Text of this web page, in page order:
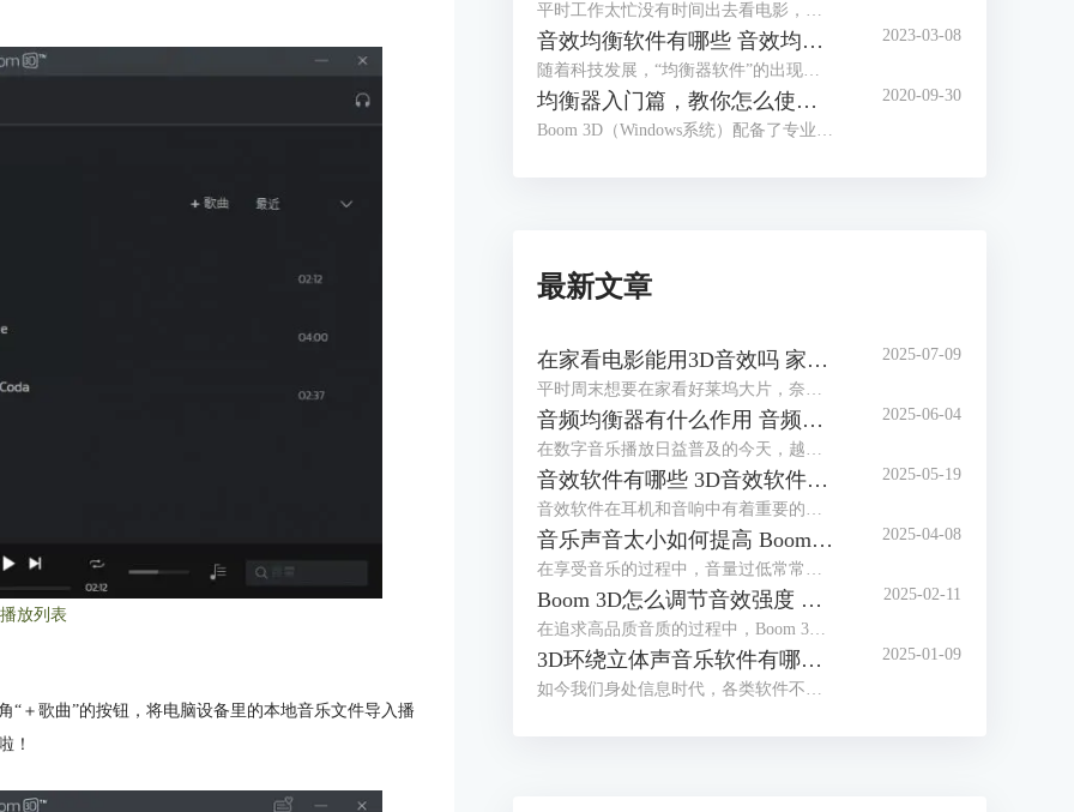
放列表
＋歌曲”的按钮，将电脑设备里的本地音乐文件导入播
！
平时工作太忙没有时间出去看电影，但在家用电脑看，戴上耳机也没有影院身临其境的感觉；男朋友打游戏的耳机都用了好几年了，但新款耳机的价格望而却步；邀请朋友来家里开派对，小小的蓝牙音箱也营造不出动感的氛围……面对这样的窘境，我们只需要一个PC音效增强软件，就可以解决问题！
音效均衡软件有哪些 音效均衡器软件哪个好
随着科技发展，“均衡器软件”的出现可以让你的普通设备秒变“柏林之声”。但是市面上的音效均衡器质量参差不齐，本文就来告诉大家音效均衡软件有哪些，音效均衡器软件哪个好。
2023-03-08
均衡器入门篇，教你怎么使用Boom 3D均衡器
Boom 3D（Windows系统）配备了专业的均衡器功能，用户只要使用鼠标滑动电位推拉器就可以完成音频的校准，以调配出适合各种音乐流派、演奏乐器的预设类型。另外，Boom 3D还提供了多达20种的预设类型，用户可以基于这些预设类型，发挥自我创造力，定制自己喜欢的预设。
2020-09-30
最新文章
在家看电影能用3D音效吗 家用电脑如何设置3D音效
平时周末想要在家看好莱坞大片，奈何家里音响不给力怎么办？其实每个电影爱好者都有一个电影梦：在家也能享受一把影院级视听享受，最不济也要有一个3D级别音响来满足耳朵的电影需求。如果在家看电影能用3D音效吗？家用电脑如何设置3D音效？今天就和大家一起来了解如何在家实现音效自由。
2025-07-09
音频均衡器有什么作用 音频均衡器怎么调节
在数字音乐播放日益普及的今天，越来越多人开始追求更加个性化和高质量的听觉体验。随着技术的发展，各种音频处理工具应运而生，其中Boom 3D中的音频均衡器功能因其强大的功能和易用性获得了许多音乐爱好者的青睐。本篇文章就将为大家介绍音频均衡器有什么用以及音频均衡器怎么调节的相关内容。
2025-06-04
音效软件有哪些 3D音效软件哪个好
音效软件在耳机和音响中有着重要的作用。音效软件可以改善音频的质量，包括增强低音、中音和高音，调整音量平衡，以获得更好的听觉体验。通过专业的软件工具，根据自己听音的喜好对EQ进行适当调节，从而获得自己最满意的音质效果。其还可以实现声音的3D定制。根据用户的耳廓形状和听力特征，定制专属的音效方案。这有助于创造更逼真的环境音效，例如在游戏中感受到敌人的位置或在影片中营造更真实的氛围。本篇文章将为大家介绍音效软件有哪些以及3D音效软件哪个好。
2025-05-19
音乐声音太小如何提高 Boom 3D如何增强音乐声音强度
在享受音乐的过程中，音量过低常常会影响听觉体验，尤其是在使用耳机或扬声器时。这不仅会影响听觉体验，还可能导致错过音乐中的细节。因此，本篇文章就将为大家介绍音乐声音太小如何提高以及Boom 3D如何增强音乐声音强度的相关内容。
2025-04-08
Boom 3D怎么调节音效强度 Boom 3D能调节音质吗
在追求高品质音质的过程中，Boom 3D凭借其强大的音效调节功能，被众多音乐爱好者和玩家所青睐。调节音效强度是提升听觉体验的关键，Boom 3D能够让我们根据个人喜好，自由地增强或降低音效，让每一首曲子都能展现出自己想要的效果。本篇文章就将为大家介绍Boom 3D怎么调节音效强度以及Boom 3D能调节音质吗的相关内容。
2025-02-11
3D环绕立体声音乐软件有哪些 3D环绕立体音乐制作教程
如今我们身处信息时代，各类软件不断更新迭代，有老版本的优化，也有新兴软件的出现。音频处理软件也层出不穷，通过音频软件的处理可以让我们体验到3D环绕立体音乐。本篇文章就为大家介绍3D环绕立体声音乐软件有哪些以及3D环绕立体音乐制作教程的相关内容。
2025-01-09